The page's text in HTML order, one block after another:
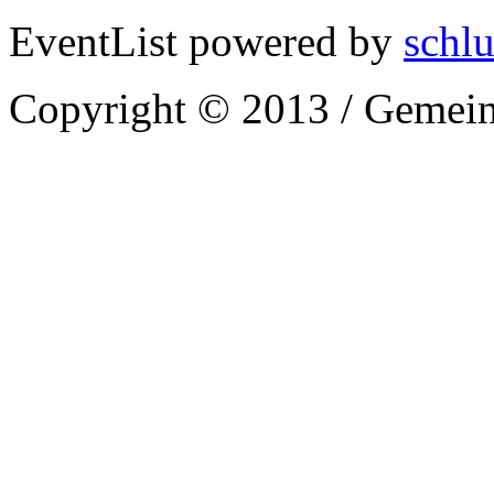
EventList powered by
Copyright © 2013 /